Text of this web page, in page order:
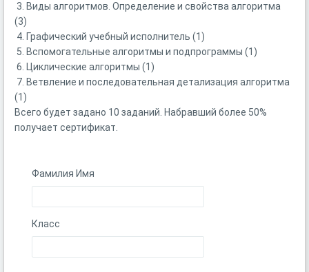
3. Виды алгоритмов. Определение и свойства алгоритма
(3)
4. Графический учебный исполнитель (1)
5. Вспомогательные алгоритмы и подпрограммы (1)
6. Циклические алгоритмы (1)
7. Ветвление и последовательная детализация алгоритма
(1)
Всего будет задано 10 заданий. Набравший более 50%
получает сертификат.
Фамилия Имя
Класс